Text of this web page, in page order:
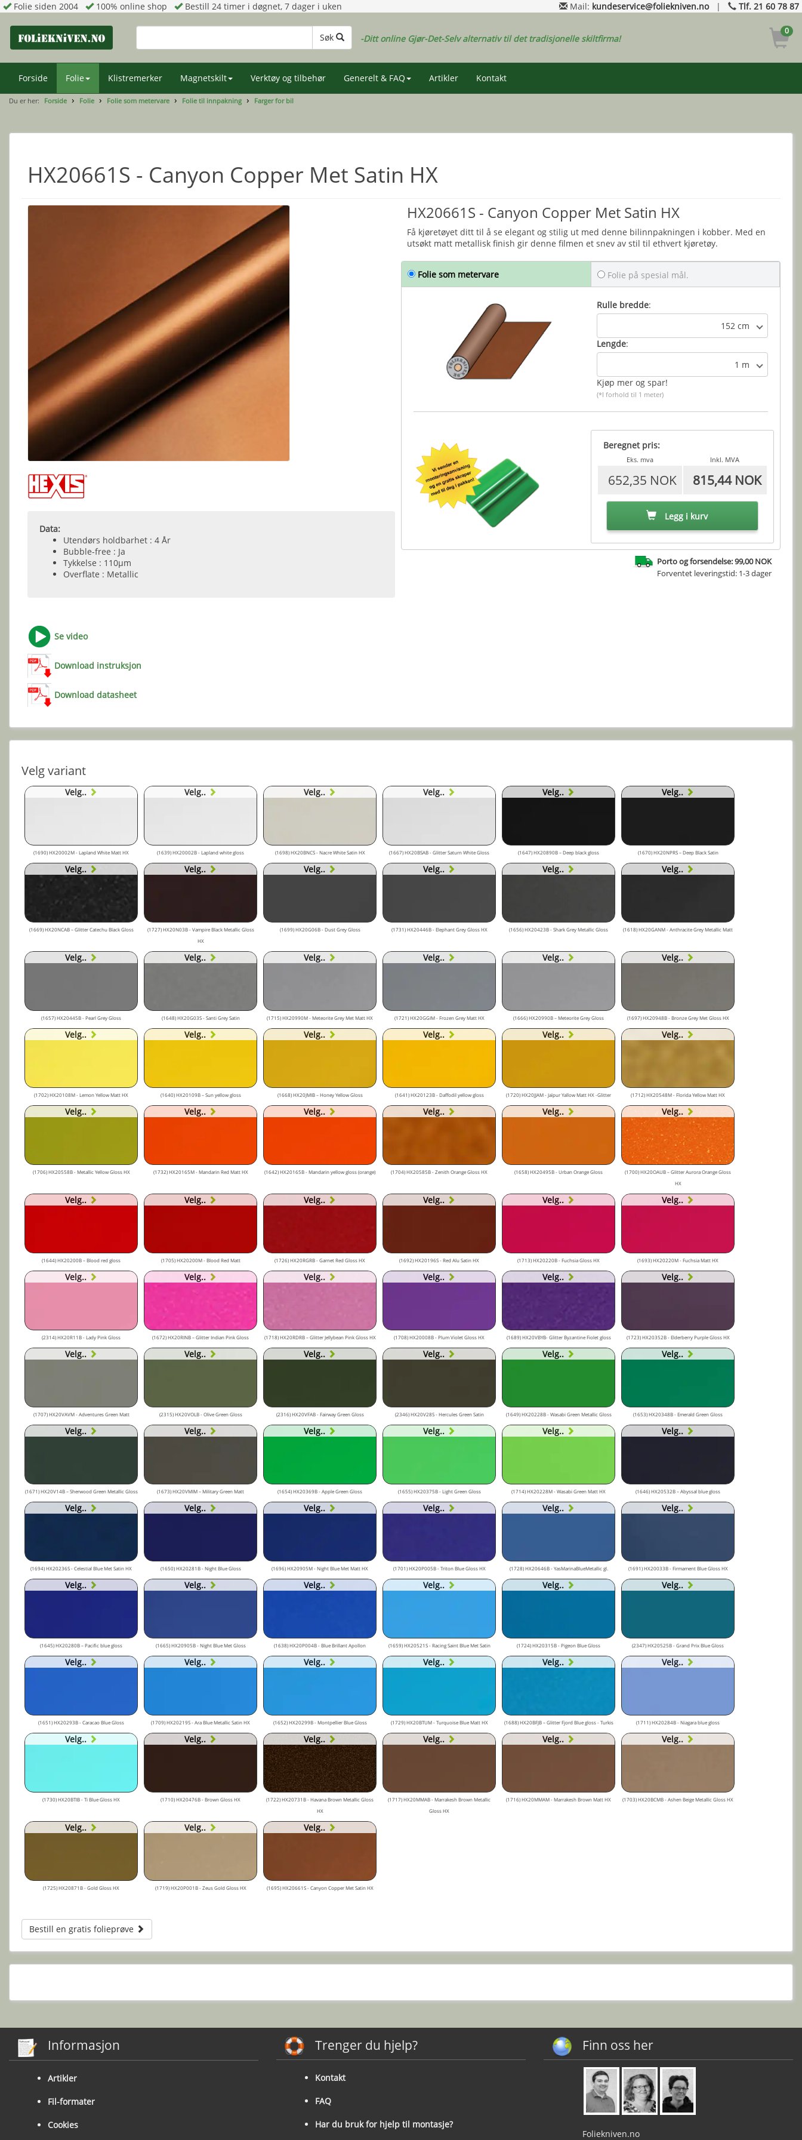
Folie siden 2004 100% online shop Bestill 24 timer i døgnet, 7 dager i uken Mail: kundeservice@foliekniven.no| Tlf. 21 60 78 87
Søk -Ditt online Gjør-Det-Selv alternativ til det tradisjonelle skiltfirma!
0
Forside Folie Klistremerker Magnetskilt Verktøy og tilbehør Generelt & FAQ Artikler Kontakt
Du er her: Forside Folie Folie som metervare Folie til innpakning Farger for bil
HX20661S - Canyon Copper Met Satin HX
Data:
Utendørs holdbarhet : 4 År
Bubble-free : Ja
Tykkelse : 110µm
Overflate : Metallic
Se video
Download instruksjon
Download datasheet
HX20661S - Canyon Copper Met Satin HX
Få kjøretøyet ditt til å se elegant og stilig ut med denne bilinnpakningen i kobber. Med en
utsøkt matt metallisk finish gir denne filmen et snev av stil til ethvert kjøretøy.
Folie som metervare Folie på spesial mål.
Rulle bredde:
152 cm
Lengde:
1 m
Kjøp mer og spar!
(*I forhold til 1 meter)
Beregnet pris:
Eks. mva Inkl. MVA
652,35 NOK 815,44 NOK
Legg i kurv
Porto og forsendelse: 99,00 NOK
Forventet leveringstid: 1-3 dager
Velg variant
Velg..
(1690) HX20002M - Lapland White Matt HX
Velg..
(1639) HX20002B - Lapland white gloss
Velg..
(1698) HX20BNCS - Nacre White Satin HX
Velg..
(1667) HX20BSAB - Glitter Saturn White Gloss
Velg..
(1647) HX20890B – Deep black gloss
Velg..
(1670) HX20NPRS – Deep Black Satin
Velg..
(1669) HX20NCAB – Glitter Catechu Black Gloss
Velg..
(1727) HX20N03B - Vampire Black Metallic Gloss
HX
Velg..
(1699) HX20G06B - Dust Grey Gloss
Velg..
(1731) HX20446B - Elephant Grey Gloss HX
Velg..
(1656) HX20423B - Shark Grey Metallic Gloss
Velg..
(1618) HX20GANM - Anthracite Grey Metallic Matt
Velg..
(1657) HX20445B - Pearl Grey Gloss
Velg..
(1648) HX20G03S - Santi Grey Satin
Velg..
(1715) HX20990M - Meteorite Grey Met Matt HX
Velg..
(1721) HX20GGIM - Frozen Grey Matt HX
Velg..
(1666) HX20990B – Meteorite Grey Gloss
Velg..
(1697) HX20948B - Bronze Grey Met Gloss HX
Velg..
(1702) HX20108M - Lemon Yellow Matt HX
Velg..
(1640) HX20109B – Sun yellow gloss
Velg..
(1668) HX20JMIB – Honey Yellow Gloss
Velg..
(1641) HX20123B - Daffodil yellow gloss
Velg..
(1720) HX20JJAM - Jaïpur Yallow Matt HX -Glitter
Velg..
(1712) HX20548M - Florida Yellow Matt HX
Velg..
(1706) HX20558B - Metallic Yellow Gloss HX
Velg..
(1732) HX20165M - Mandarin Red Matt HX
Velg..
(1642) HX20165B - Mandarin yellow gloss (orange)
Velg..
(1704) HX20585B - Zenith Orange Gloss HX
Velg..
(1658) HX20495B - Urban Orange Gloss
Velg..
(1700) HX20OAUB – Glitter Aurora Orange Gloss
HX
Velg..
(1644) HX20200B – Blood red gloss
Velg..
(1705) HX20200M - Blood Red Matt
Velg..
(1726) HX20RGRB - Garnet Red Gloss HX
Velg..
(1692) HX20196S - Red Alu Satin HX
Velg..
(1713) HX20220B - Fuchsia Gloss HX
Velg..
(1693) HX20220M - Fuchsia Matt HX
Velg..
(2314) HX20R11B - Lady Pink Gloss
Velg..
(1672) HX20RINB – Glitter Indian Pink Gloss
Velg..
(1718) HX20RDRB – Glitter Jellybean Pink Gloss HX
Velg..
(1708) HX20008B - Plum Violet Gloss HX
Velg..
(1689) HX20VBYB- Glitter Byzantine Fiolet gloss
Velg..
(1723) HX20352B - Elderberry Purple Gloss HX
Velg..
(1707) HX20VAVM - Adventures Green Matt
Velg..
(2315) HX20VOLB - Olive Green Gloss
Velg..
(2316) HX20VFAB - Fairway Green Gloss
Velg..
(2346) HX20V28S - Hercules Green Satin
Velg..
(1649) HX20228B - Wasabi Green Metallic Gloss
Velg..
(1653) HX20348B - Emerald Green Gloss
Velg..
(1671) HX20V14B – Sherwood Green Metallic Gloss
Velg..
(1673) HX20VMIM – Military Green Matt
Velg..
(1654) HX20369B - Apple Green Gloss
Velg..
(1655) HX20375B - Light Green Gloss
Velg..
(1714) HX20228M - Wasabi Green Matt HX
Velg..
(1646) HX20532B – Abyssal blue gloss
Velg..
(1694) HX20236S - Celestial Blue Met Satin HX
Velg..
(1650) HX20281B - Night Blue Gloss
Velg..
(1696) HX20905M - Night Blue Met Matt HX
Velg..
(1701) HX20P005B - Triton Blue Gloss HX
Velg..
(1728) HX20646B - YasMarinaBlueMetallic gl.
Velg..
(1691) HX20033B - Firmament Blue Gloss HX
Velg..
(1645) HX20280B – Pacific blue gloss
Velg..
(1665) HX20905B - Night Blue Met Gloss
Velg..
(1638) HX20P004B - Blue Brillant Apollon
Velg..
(1659) HX20521S - Racing Saint Blue Met Satin
Velg..
(1724) HX20315B - Pigeon Blue Gloss
Velg..
(2347) HX20525B - Grand Prix Blue Gloss
Velg..
(1651) HX20293B - Caracao Blue Gloss
Velg..
(1709) HX20219S - Ara Blue Metallic Satin HX
Velg..
(1652) HX20299B - Montpellier Blue Gloss
Velg..
(1729) HX20BTUM - Turquoise Blue Matt HX
Velg..
(1688) HX20BFJB – Glitter Fjord Blue gloss - Turkis
Velg..
(1711) HX20284B - Niagara blue gloss
Velg..
(1730) HX20BTIB - Ti Blue Gloss HX
Velg..
(1710) HX20476B - Brown Gloss HX
Velg..
(1722) HX20731B - Havana Brown Metallic Gloss
HX
Velg..
(1717) HX20MMAB - Marrakesh Brown Metallic
Gloss HX
Velg..
(1716) HX20MMAM - Marrakesh Brown Matt HX
Velg..
(1703) HX20BCMB - Ashen Beige Metallic Gloss HX
Velg..
(1725) HX20871B - Gold Gloss HX
Velg..
(1719) HX20P001B - Zeus Gold Gloss HX
Velg..
(1695) HX20661S - Canyon Copper Met Satin HX
Bestill en gratis folieprøve
Informasjon
Artikler
Fil-formater
Cookies
Trenger du hjelp?
Kontakt
FAQ
Har du bruk for hjelp til montasje?
Finn oss her
Foliekniven.no